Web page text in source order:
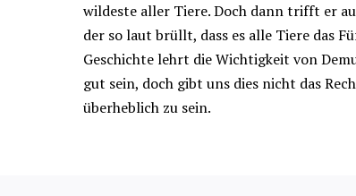
wildeste aller Tiere. Doch dann trifft er
der so laut brüllt, dass es alle Tiere das
Geschichte lehrt die Wichtigkeit von
gut sein, doch gibt uns dies nicht das
überheblich zu sein.